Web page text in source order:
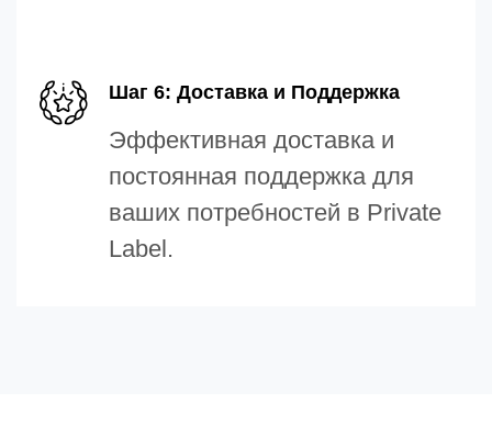
Шаг 6: Доставка и Поддержка
Эффективная доставка и
постоянная поддержка для
ваших потребностей в Private
Label.